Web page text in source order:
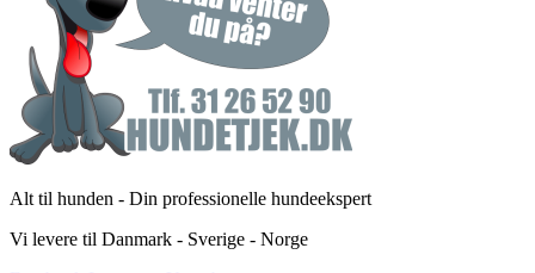
Alt til hunden - Din professionelle hundeekspert
Vi levere til Danmark - Sverige - Norge